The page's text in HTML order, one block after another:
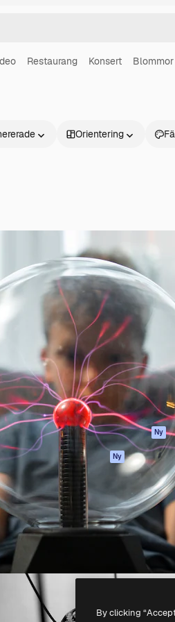
Restaurang Konsert Blommor
Orientering
att förverkliga
företag,
Produkter
Spaces
AI-assistent
AI-bildgenerator
AI-videogenerator
AI-röstgenerator
Stock-innehåll
MCP för
Claude/ChatGPT
Ny
Agenter Ny
API
Mobilapp
Alla Magnific-
verktyg
Company S.L.U. Alla rättigheter reserverade
By clicking